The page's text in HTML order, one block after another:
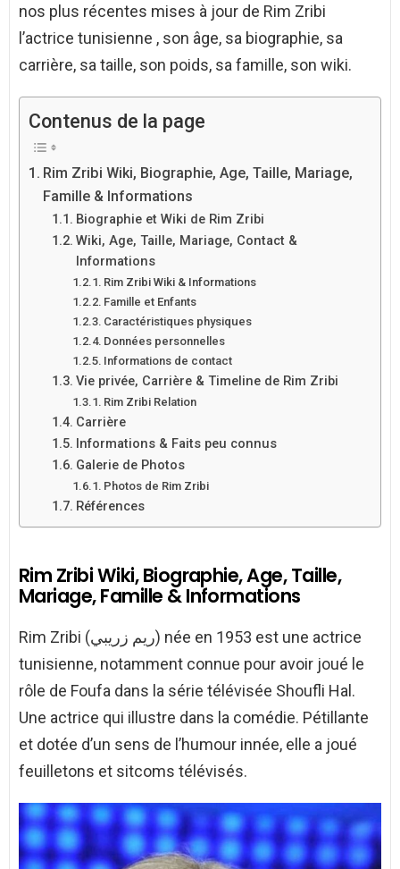
nos plus récentes mises à jour de Rim Zribi
l’actrice tunisienne , son âge, sa biographie, sa
carrière, sa taille, son poids, sa famille, son wiki.
Contenus de la page
Rim Zribi Wiki, Biographie, Age, Taille, Mariage,
Famille & Informations
Biographie et Wiki de Rim Zribi
Wiki, Age, Taille, Mariage, Contact &
Informations
Rim Zribi Wiki & Informations
Famille et Enfants
Caractéristiques physiques
Données personnelles
Informations de contact
Vie privée, Carrière & Timeline de Rim Zribi
Rim Zribi Relation
Carrière
Informations & Faits peu connus
Galerie de Photos
Photos de Rim Zribi
Références
Rim Zribi Wiki, Biographie, Age, Taille,
Mariage, Famille & Informations
Rim Zribi (ريم زريبي) née en 1953 est une actrice
tunisienne, notamment connue pour avoir joué le
rôle de Foufa dans la série télévisée Shoufli Hal.
Une actrice qui illustre dans la comédie. Pétillante
et dotée d’un sens de l’humour innée, elle a joué
feuilletons et sitcoms télévisés.